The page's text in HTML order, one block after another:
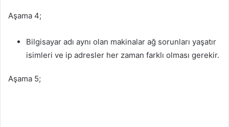
Aşama 4;
Bilgisayar adı aynı olan makinalar ağ sorunları yaşatır
isimleri ve ip adresler her zaman farklı olması gerekir.
Aşama 5;